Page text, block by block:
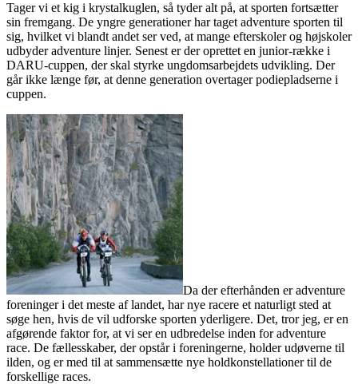
Tager vi et kig i krystalkuglen, så tyder alt på, at sporten fortsætter
sin fremgang. De yngre generationer har taget adventure sporten til
sig, hvilket vi blandt andet ser ved, at mange efterskoler og højskoler
udbyder adventure linjer. Senest er der oprettet en junior-række i
DARU-cuppen, der skal styrke ungdomsarbejdets udvikling. Der
går ikke længe før, at denne generation overtager podiepladserne i
cuppen.
Da der efterhånden er adventure
foreninger i det meste af landet, har nye racere et naturligt sted at
søge hen, hvis de vil udforske sporten yderligere. Det, tror jeg, er en
afgørende faktor for, at vi ser en udbredelse inden for adventure
race. De fællesskaber, der opstår i foreningerne, holder udøverne til
ilden, og er med til at sammensætte nye holdkonstellationer til de
forskellige races.